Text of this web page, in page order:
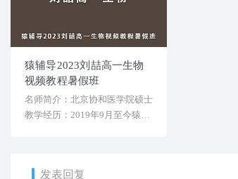
猿辅导2023刘喆高一生物
视频教程暑假班
名师简介：北京协和医学院硕士
教学经历：2019年9月至今猿辅
发表回复